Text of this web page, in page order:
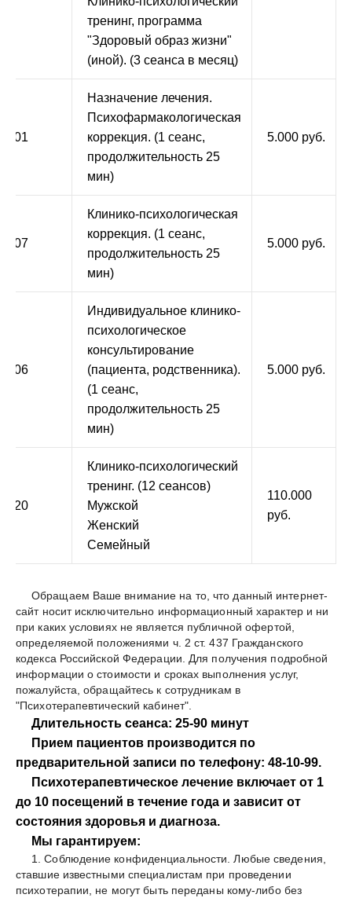
тренинг, программа
"Здоровый образ жизни"
(иной). (3 сеанса в месяц)
Назначение лечения.
Психофармакологическая
коррекция. (1 сеанс,
продолжительность 25
мин)
5.000 руб.
Клинико-психологическая
коррекция. (1 сеанс,
продолжительность 25
мин)
5.000 руб.
Индивидуальное клинико-
психологическое
консультирование
(пациента, родственника).
(1 сеанс,
продолжительность 25
мин)
5.000 руб.
Клинико-психологический
тренинг. (12 сеансов)
Мужской
Женский
Семейный
110.000
руб.
Обращаем Ваше внимание на то, что данный интернет-
сайт носит исключительно информационный характер и ни
при каких условиях не является публичной офертой,
определяемой положениями ч. 2 ст. 437 Гражданского
кодекса Российской Федерации. Для получения подробной
информации о стоимости и сроках выполнения услуг,
пожалуйста, обращайтесь к сотрудникам в
"Психотерапевтический кабинет".
Длительность сеанса: 25-90 минут
Прием пациентов производится по
предварительной записи по телефону: 48-10-99.
Психотерапевтическое лечение включает от 1
до 10 посещений в течение года и зависит от
состояния здоровья и диагноза.
Мы гарантируем:
1. Соблюдение конфиденциальности. Любые сведения,
ставшие известными специалистам при проведении
психотерапии, не могут быть переданы кому-либо без